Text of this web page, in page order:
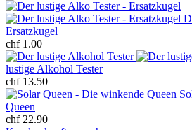
Ersatzkugel
chf 1.00
lustige Alkohol Tester
chf 13.50
Queen
chf 22.90